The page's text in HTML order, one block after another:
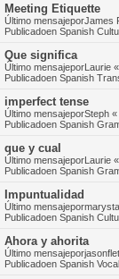
Meeting Etiquette
Último mensajeporJames
Publicadoen Spanish
Que significa
Último mensajeporLaurie «
Publicadoen Spanish
imperfect tense
Último mensajeporSteph «
Publicadoen Spanish
que y cual
Último mensajeporLaurie «
Publicadoen Spanish
Impuntualidad
Último mensajepor
Publicadoen Spanish
Ahora y ahorita
Último mensajepor
Publicadoen Spanish